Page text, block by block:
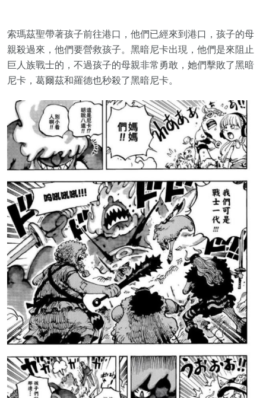
索瑪茲聖帶著孩子前往港口，他們已經來到港口，孩子的母
親殺過來，他們要營救孩子。黑暗尼卡出現，他們是來阻止
巨人族戰士的，不過孩子的母親非常勇敢，她們擊敗了黑暗
尼卡，葛爾茲和羅德也秒殺了黑暗尼卡。